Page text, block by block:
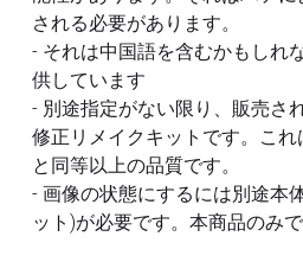
される必要があります。
- それは中国語を含むかもしれ
供しています
- 別途指定がない限り、販売さ
修正リメイクキットです。これ
と同等以上の品質です。
- 画像の状態にするには別途本
ット)が必要です。本商品のみ